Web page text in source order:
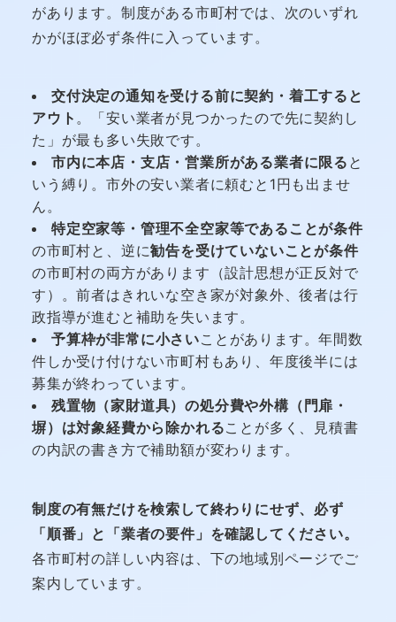
があります。制度がある市町村では、次のいずれ
かがほぼ必ず条件に入っています。
交付決定の通知を受ける前に契約・着工すると
アウト 。「安い業者が見つかったので先に契約し
た」が最も多い失敗です。
市内に本店・支店・営業所がある業者に限る と
いう縛り。市外の安い業者に頼むと1円も出ませ
ん。
特定空家等・管理不全空家等であることが条件
の市町村と、逆に勧告を受けていないことが条件
の市町村の両方があります（設計思想が正反対で
す）。前者はきれいな空き家が対象外、後者は行
政指導が進むと補助を失います。
予算枠が非常に小さいことがあります。年間数
件しか受け付けない市町村もあり、年度後半には
募集が終わっています。
残置物（家財道具）の処分費や外構（門扉・
塀）は対象経費から除かれることが多く、見積書
の内訳の書き方で補助額が変わります。
制度の有無だけを検索して終わりにせず、必ず
「順番」と「業者の要件」を確認してください。
各市町村の詳しい内容は、下の地域別ページでご
案内しています。